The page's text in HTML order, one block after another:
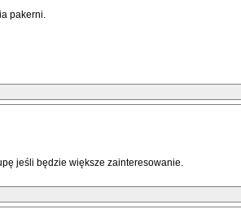
pakerni.
jeśli będzie większe zainteresowanie.